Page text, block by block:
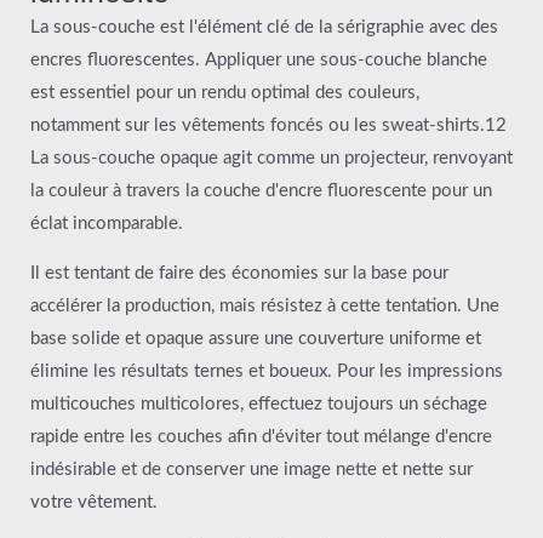
La sous-couche est l'élément clé de la sérigraphie avec des
encres fluorescentes. Appliquer une sous-couche blanche
est essentiel pour un rendu optimal des couleurs,
notamment sur les vêtements foncés ou les sweat-shirts.12
La sous-couche opaque agit comme un projecteur, renvoyant
la couleur à travers la couche d'encre fluorescente pour un
éclat incomparable.
Il est tentant de faire des économies sur la base pour
accélérer la production, mais résistez à cette tentation. Une
base solide et opaque assure une couverture uniforme et
élimine les résultats ternes et boueux. Pour les impressions
multicouches multicolores, effectuez toujours un séchage
rapide entre les couches afin d'éviter tout mélange d'encre
indésirable et de conserver une image nette et nette sur
votre vêtement.